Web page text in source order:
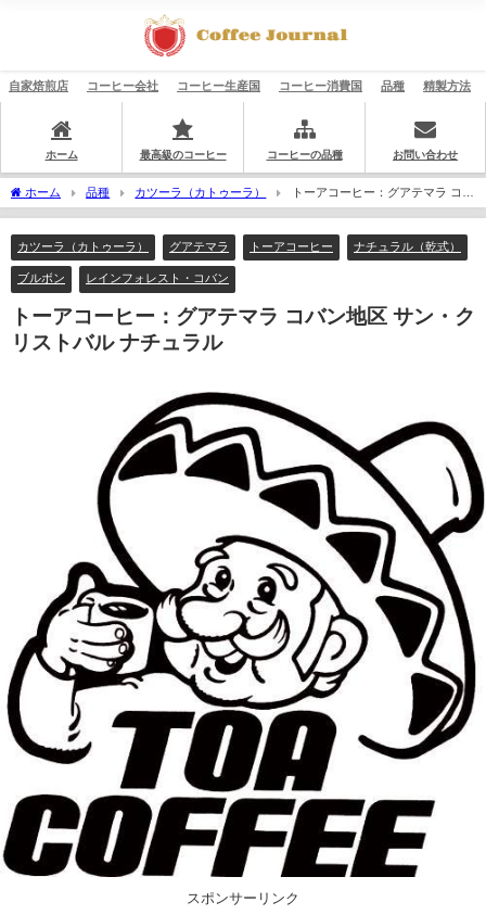
自家焙煎店 コーヒー会社 コーヒー生産国 コーヒー消費国 品種 精製方法
ホーム 最高級のコーヒー コーヒーの品種 お問い合わせ
ホーム 品種 カツーラ（カトゥーラ）
トーアコーヒー：グアテマラ コバ
ン地区 サン・クリストバル ナチュラル
カツーラ（カトゥーラ） グアテマラ トーアコーヒー ナチュラル（乾式）
ブルボン レインフォレスト・コバン
トーアコーヒー：グアテマラ コバン地区 サン・ク
リストバル ナチュラル
スポンサーリンク